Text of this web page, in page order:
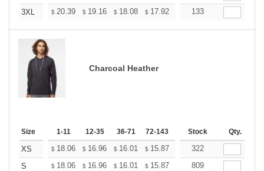
3XL
$ 20.39 $ 19.16 $ 18.08 $ 17.92 17.61
133
Charcoal Heather
Size 1-11 12-35 36-71 72-143 144-287 288 + More
Stock Qty.
XS $ 18.06 $ 16.96 $ 16.01 $ 15.87 15.60
322
S
$ 18.06 $ 16.96 $ 16.01 $ 15.87 15.60
809